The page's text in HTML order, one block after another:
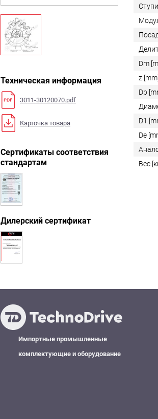
Техническая информация
3011-30120070.pdf
Карточка товара
Сертификаты соответствия
стандартам
Дилерский сертификат
Dm
z [mm]
Dp
D1
De
Вес
Импортные промышленные
комплектующие и оборудование